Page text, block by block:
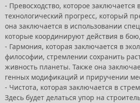
- Превосходство, которое заключается
технологический прогресс, который
она заключается в использовании
которые координируют действия в бою,
- Гармония, которая заключается в
философии, стремлении сохранить
живность планеты. Также она
генных модификаций и приручении
- Чистота, которая заключается в
Здесь будет делаться упор на